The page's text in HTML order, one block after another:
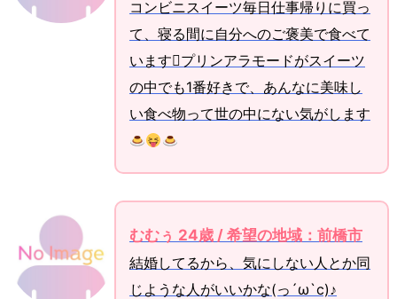
コンビニスイーツ毎日仕事帰りに買っ
て、寝る間に自分へのご褒美で食べて
いますプリンアラモードがスイーツ
の中でも1番好きで、あんなに美味し
い食べ物って世の中にない気がします
むむぅ 24歳 / 希望の地域：前橋市
結婚してるから、気にしない人とか同
じような人がいいかな(っ´ω`c)♪